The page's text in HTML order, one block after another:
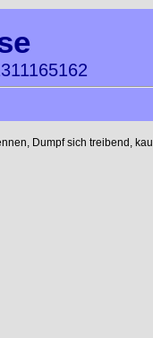
Dumpf sich treibend,